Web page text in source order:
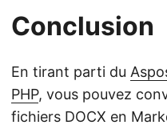
Conclusion
En tirant parti du
PHP, vous pouvez
fichiers DOCX en